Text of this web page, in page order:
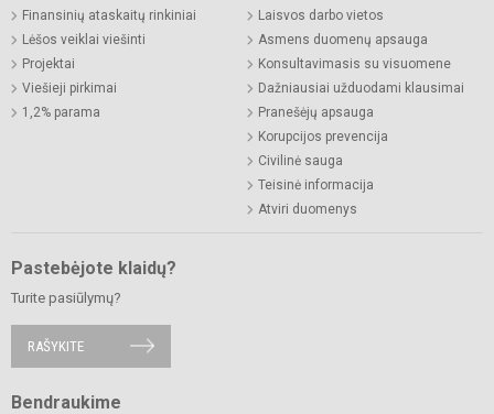
Finansinių ataskaitų rinkiniai
Lėšos veiklai viešinti
Projektai
Viešieji pirkimai
1,2% parama
Laisvos darbo vietos
Asmens duomenų apsauga
Konsultavimasis su visuomene
Dažniausiai užduodami klausimai
Pranešėjų apsauga
Korupcijos prevencija
Civilinė sauga
Teisinė informacija
Atviri duomenys
Pastebėjote klaidų?
Turite pasiūlymų?
RAŠYKITE
Bendraukime